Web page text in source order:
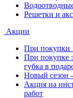
Решетки и
Акции
При покупки
При покупке
губка в
Новый сезон
Акция на
работ